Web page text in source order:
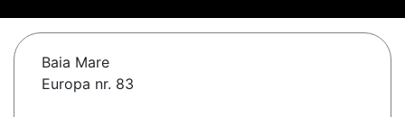
Baia Mare
Europa nr. 83